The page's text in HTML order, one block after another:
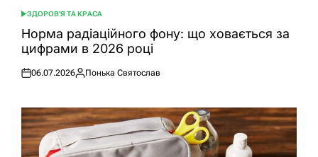
ОПУБЛІКУВАТИ
У
ЗДОРОВ'Я ТА КРАСА
Норма радіаційного фону: що ховається за
цифрами в 2026 році
Оприлюднено
06.07.2026
Опубліковано
Понька Святослав